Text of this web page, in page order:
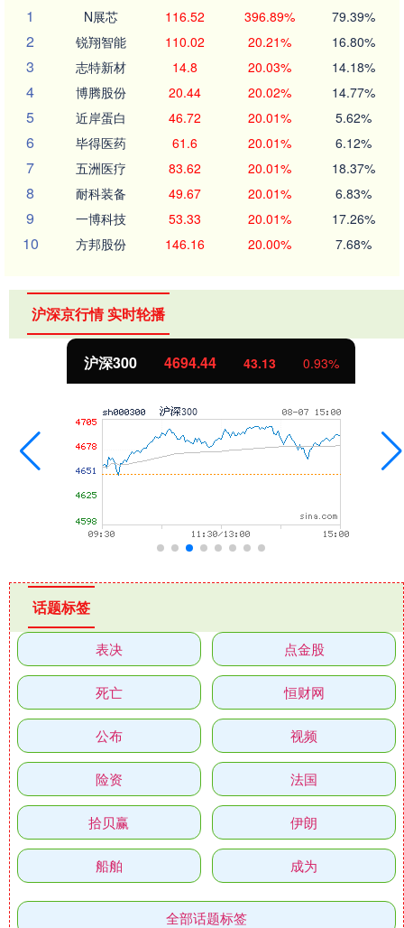
1
N展芯 116.52 396.89% 79.39%
2 锐翔智能 110.02 20.21% 16.80%
3 志特新材 14.8 20.03% 14.18%
4 博腾股份 20.44 20.02% 14.77%
5 近岸蛋白 46.72 20.01% 5.62%
6 毕得医药 61.6 20.01% 6.12%
7 五洲医疗 83.62 20.01% 18.37%
8 耐科装备 49.67 20.01% 6.83%
9 一博科技 53.33 20.01% 17.26%
10 方邦股份 146.16 20.00% 7.68%
沪深京行情 实时轮播
沪深300 4694.44 43.13 0.93%
话题标签
表决 点金股
死亡 恒财网
公布 视频
险资 法国
拾贝赢 伊朗
船舶 成为
全部话题标签